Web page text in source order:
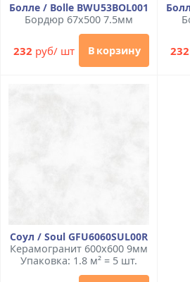
Болле / Bolle BWU53BOL001
Бордюр 67x500 7.5мм
232 руб/ шт В корзину 232
Соул / Soul GFU6060SUL00R
Керамогранит 600x600 9мм
Упаковка: 1.8 м² = 5 шт.